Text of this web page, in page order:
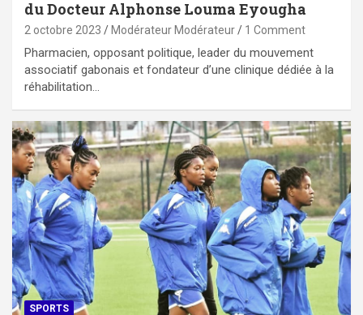
du Docteur Alphonse Louma Eyougha
2 octobre 2023 Modérateur Modérateur 1 Comment
Pharmacien, opposant politique, leader du mouvement
associatif gabonais et fondateur d’une clinique dédiée à la
réhabilitation…
SPORTS